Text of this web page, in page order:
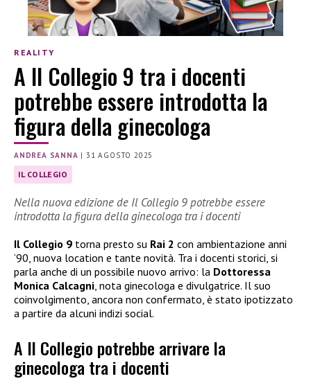
REALITY
A Il Collegio 9 tra i docenti
potrebbe essere introdotta la
figura della ginecologa
ANDREA SANNA |31 AGOSTO 2025
IL COLLEGIO
Nella nuova edizione de Il Collegio 9 potrebbe essere
introdotta la figura della ginecologa tra i docenti
Il Collegio 9 torna presto su Rai 2 con ambientazione anni
’90, nuova location e tante novità. Tra i docenti storici, si
parla anche di un possibile nuovo arrivo: la Dottoressa
Monica Calcagni, nota ginecologa e divulgatrice. Il suo
coinvolgimento, ancora non confermato, è stato ipotizzato
a partire da alcuni indizi social.
A Il Collegio potrebbe arrivare la
ginecologa tra i docenti